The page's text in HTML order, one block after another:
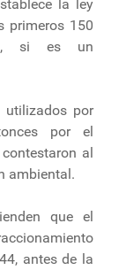
la ley
primeros 150
si es un
utilizados por
por el
al
ambiental.
que el
antes de la